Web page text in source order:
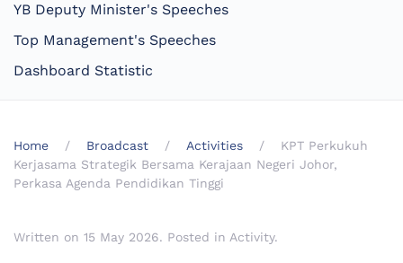
YB Deputy Minister's Speeches
Top Management's Speeches
Dashboard Statistic
Home Broadcast Activities
KPT Perkukuh
Kerjasama Strategik Bersama Kerajaan Negeri Johor,
Perkasa Agenda Pendidikan Tinggi
Written on 15 May 2026. Posted in Activity.